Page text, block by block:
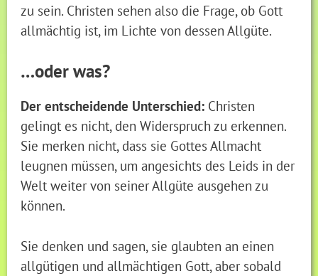
zu sein. Christen sehen also die Frage, ob Gott
allmächtig ist, im Lichte von dessen Allgüte.
…oder was?
Der entscheidende Unterschied: Christen
gelingt es nicht, den Widerspruch zu erkennen.
Sie merken nicht, dass sie Gottes Allmacht
leugnen müssen, um angesichts des Leids in der
Welt weiter von seiner Allgüte ausgehen zu
können.
Sie denken und sagen, sie glaubten an einen
allgütigen und allmächtigen Gott, aber sobald